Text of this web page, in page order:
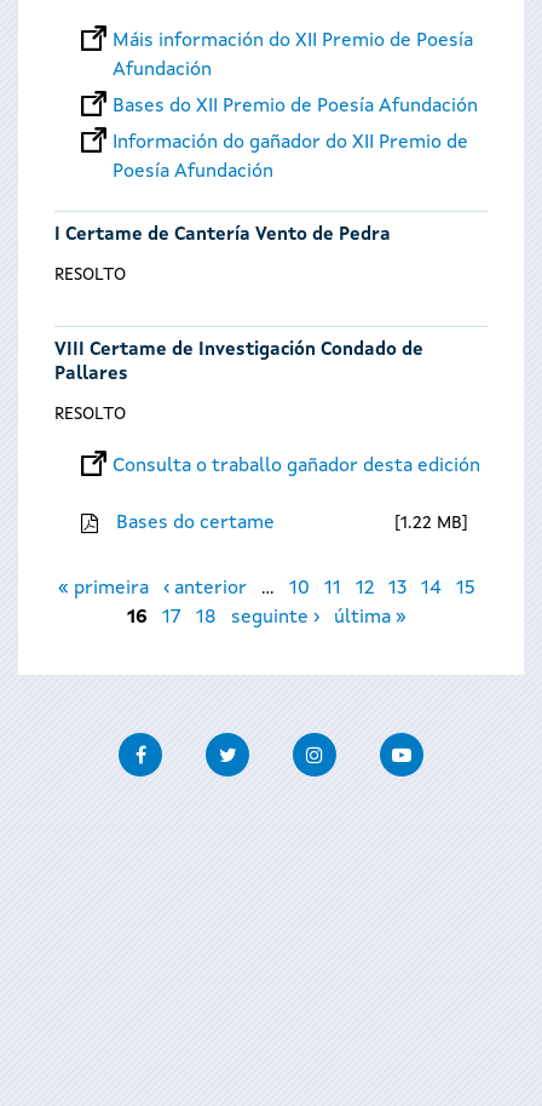
Máis información do XII Premio de Poesía
Afundación
Bases do XII Premio de Poesía Afundación
Información do gañador do XII Premio de
Poesía Afundación
I Certame de Cantería Vento de Pedra
RESOLTO
VIII Certame de Investigación Condado de
Pallares
RESOLTO
Consulta o traballo gañador desta edición
Bases do certame 1.22 MB
Páxinas
« primeira ‹ anterior … 10 11 12 13 14
15
16
17 18 seguinte › última »
FacebookTwitter InstagramYoutube